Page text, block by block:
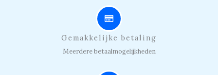
Gemakkelijke betaling
Meerdere betaalmogelijkheden